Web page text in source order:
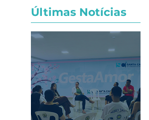
Últimas Notícias